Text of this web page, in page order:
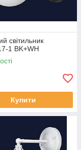
світильник
1 BK+WH
Купити